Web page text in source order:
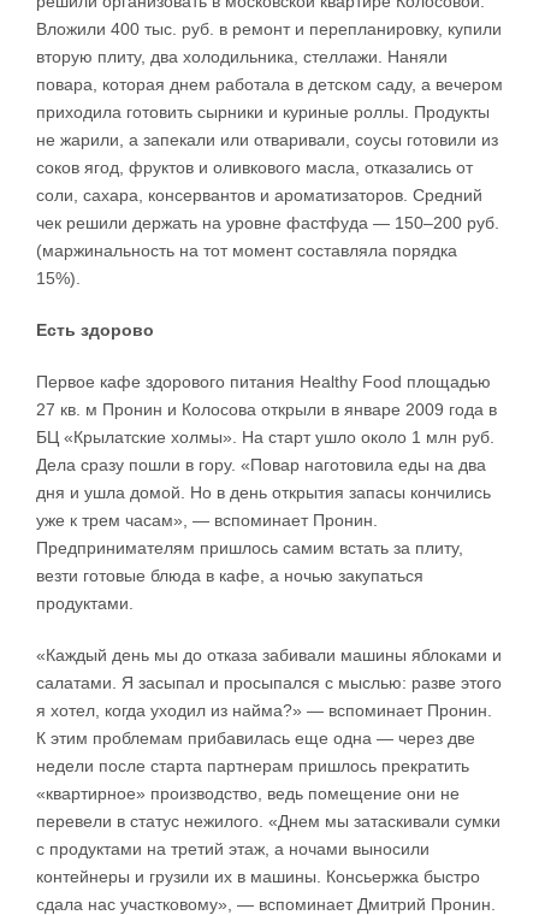
Вложили 400 тыс. руб. в ремонт и перепланировку, купили
вторую плиту, два холодильника, стеллажи. Наняли
повара, которая днем работала в детском саду, а вечером
приходила готовить сырники и куриные роллы. Продукты
не жарили, а запекали или отваривали, соусы готовили из
соков ягод, фруктов и оливкового масла, отказались от
соли, сахара, консервантов и ароматизаторов. Средний
чек решили держать на уровне фастфуда — 150–200 руб.
(маржинальность на тот момент составляла порядка
15%).
Есть здорово
Первое кафе здорового питания Healthy Food площадью
27 кв. м Пронин и Колосова открыли в январе 2009 года в
БЦ «Крылатские холмы». На старт ушло около 1 млн руб.
Дела сразу пошли в гору. «Повар наготовила еды на два
дня и ушла домой. Но в день открытия запасы кончились
уже к трем часам», — вспоминает Пронин.
Предпринимателям пришлось самим встать за плиту,
везти готовые блюда в кафе, а ночью закупаться
продуктами.
«Каждый день мы до отказа забивали машины яблоками и
салатами. Я засыпал и просыпался с мыслью: разве этого
я хотел, когда уходил из найма?» — вспоминает Пронин.
К этим проблемам прибавилась еще одна — через две
недели после старта партнерам пришлось прекратить
«квартирное» производство, ведь помещение они не
перевели в статус нежилого. «Днем мы затаскивали сумки
с продуктами на третий этаж, а ночами выносили
контейнеры и грузили их в машины. Консьержка быстро
сдала нас участковому», — вспоминает Дмитрий Пронин.